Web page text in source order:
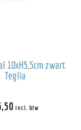
10xH5,5cm zwart
Teglia
incl. btw